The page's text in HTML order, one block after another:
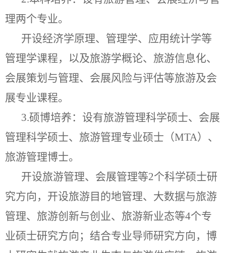
理两个专业。
开设经济学原理、管理学、应用统计学等
管理学课程，以及旅游学概论、旅游信息化、
会展策划与管理、会展风险与评估等旅游及会
展专业课程。
3.硕博培养：设有旅游管理科学硕士、会展
管理科学硕士、旅游管理专业硕士（MTA）、
旅游管理博士。
开设旅游管理、会展管理等2个科学硕士研
究方向，开设旅游目的地管理、大数据与旅游
管理、旅游创新与创业、旅游新业态等4个专
业硕士研究方向；结合专业导师研究方向，博